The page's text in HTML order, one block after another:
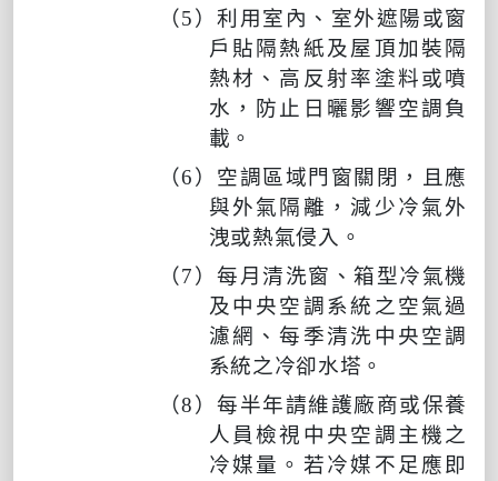
（5）利用室內、室外遮陽或窗
戶貼隔熱紙及屋頂加裝隔
熱材、高反射率塗料或噴
水，防止日曬影響空調負
載。
（6）空調區域門窗關閉，且應
與外氣隔離，減少冷氣外
洩或熱氣侵入。
（7）每月清洗窗、箱型冷氣機
及中央空調系統之空氣過
濾網、每季清洗中央空調
系統之冷卻水塔。
（8）每半年請維護廠商或保養
人員檢視中央空調主機之
冷媒量。若冷媒不足應即